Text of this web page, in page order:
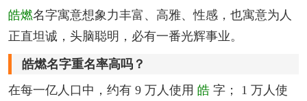
皓燃名字寓意想象力丰富、高雅、性感，也寓意为人
正直坦诚，头脑聪明，必有一番光辉事业。
皓燃名字重名率高吗？
在每一亿人口中，约有 9 万人使用 皓 字； 1 万人使